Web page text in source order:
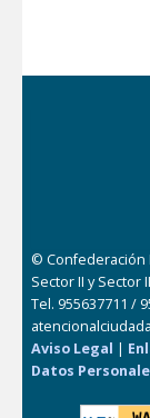
© Confederación
Sector II y Sector
Tel. 955637711 /
Aviso Legal |
Datos